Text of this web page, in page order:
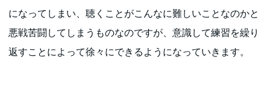
になってしまい、聴くことがこんなに難しいことなのかと
悪戦苦闘してしまうものなのですが、意識して練習を繰り
返すことによって徐々にできるようになっていきます。